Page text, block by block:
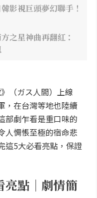
影視巨頭夢幻聯手！
之星神曲再翻紅：
（ガス人間）上線
，在台灣等地也陸續
部劇乍看是重口味的
人惆悵至極的宿命悲
這5大必看亮點，保證
亮點｜劇情簡